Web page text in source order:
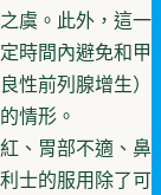
虞。此外，這一
時間內避免和甲
性前列腺增生）
情形。
、胃部不適、鼻
士的服用除了可